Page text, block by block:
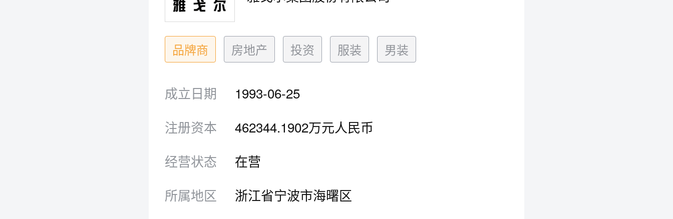
品牌商 房地产 投资 服装 男装
成立日期
1993-06-25
注册资本
462344.1902万元人民币
经营状态
在营
所属地区
浙江省宁波市海曙区